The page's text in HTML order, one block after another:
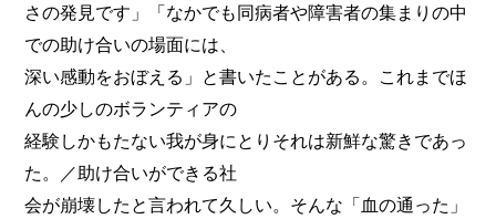
さの発見です」「なかでも同病者や障害者の集まりの中
での助け合いの場面には、
深い感動をおぼえる」と書いたことがある。これまでほ
んの少しのボランティアの
経験しかもたない我が身にとりそれは新鮮な驚きであっ
た。／助け合いができる社
会が崩壊したと言われて久しい。そんな「血の通った」